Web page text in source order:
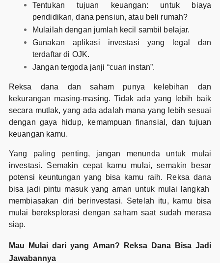
Tentukan tujuan keuangan: untuk biaya
pendidikan, dana pensiun, atau beli rumah?
Mulailah dengan jumlah kecil sambil belajar.
Gunakan aplikasi investasi yang legal dan
terdaftar di OJK.
Jangan tergoda janji “cuan instan”.
Reksa dana dan saham punya kelebihan dan
kekurangan masing-masing. Tidak ada yang lebih baik
secara mutlak, yang ada adalah mana yang lebih sesuai
dengan gaya hidup, kemampuan finansial, dan tujuan
keuangan kamu.
Yang paling penting, jangan menunda untuk mulai
investasi. Semakin cepat kamu mulai, semakin besar
potensi keuntungan yang bisa kamu raih. Reksa dana
bisa jadi pintu masuk yang aman untuk mulai langkah
membiasakan diri berinvestasi. Setelah itu, kamu bisa
mulai bereksplorasi dengan saham saat sudah merasa
siap.
Mau Mulai dari yang Aman? Reksa Dana Bisa Jadi
Jawabannya